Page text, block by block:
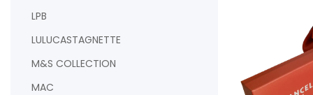
LPB
LULUCASTAGNETTE
M&S COLLECTION
MAC